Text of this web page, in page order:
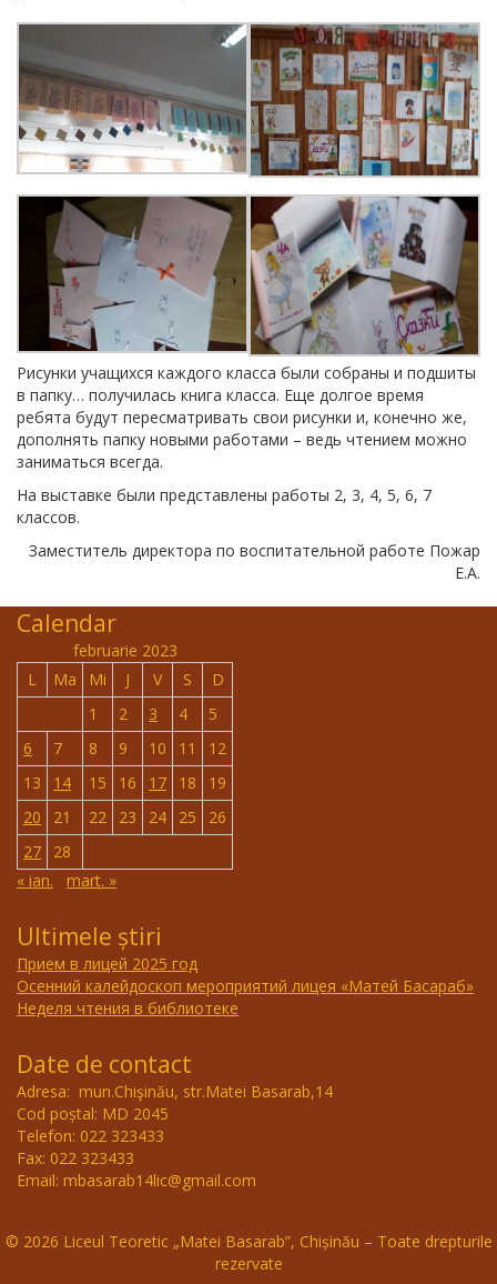
Рисунки учащихся каждого класса были собраны и подшиты
в папку… получилась книга класса. Еще долгое время
ребята будут пересматривать свои рисунки и, конечно же,
дополнять папку новыми работами – ведь чтением можно
заниматься всегда.
На выставке были представлены работы 2, 3, 4, 5, 6, 7
классов.
Заместитель директора по воспитательной работе Пожар
Е.А.
Calendar
februarie 2023
L
Ma Mi J V S
D
1
2 3 4
5
6
7 8 9 10 11
12
13
14 15 16 17 18
19
20
21 22 23 24 25
26
27
28
« ian.
mart. »
Ultimele știri
Прием в лицей 2025 год
Осенний калейдоскоп мероприятий лицея «Матей Басараб»
Неделя чтения в библиотеке
Date de contact
Adresa: mun.Chişinău, str.Matei Basarab,14
Cod poștal: MD 2045
Telefon: 022 323433
Fax: 022 323433
Email: mbasarab14lic@gmail.com
© 2026 Liceul Teoretic „Matei Basarab”, Chișinău – Toate drepturile
rezervate